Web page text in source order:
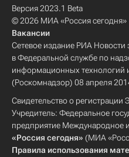
Версия 2023.1 Beta
© 2026 МИА «Россия сегодня»
Вакансии
Сетевое издание РИА Новости
в Федеральной службе по
информационных технологий
(Роскомнадзор) 08 апреля
Свидетельство о
Учредитель: Федеральное
предприятие Международное
«Россия сегодня» (МИА
Правила использования